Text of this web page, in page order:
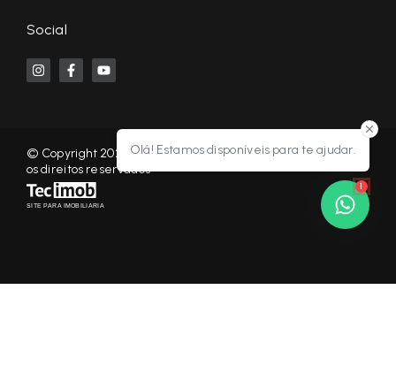
Olá! Estamos disponíveis para te ajudar.
1
Social
© Copyright 2026 - KF NEGÓCIOS IMOBILIÁRIOS RP - Todos
os direitos reservados
SITE PARA IMOBILIARIA